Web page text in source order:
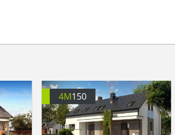
4M150